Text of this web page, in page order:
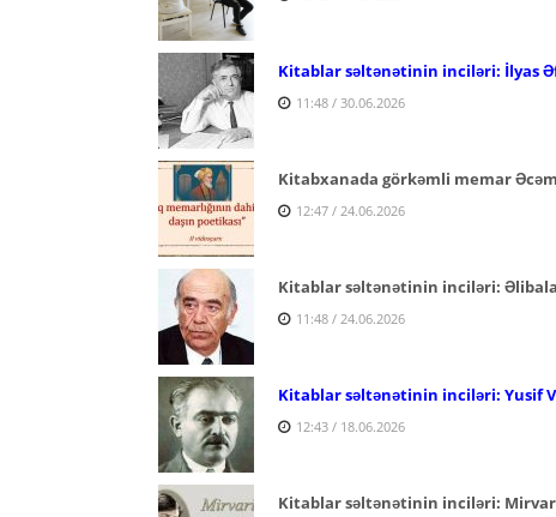
Kitablar səltənətinin inciləri: İlyas
11:48 / 30.06.2026
Kitabxanada görkəmli memar
12:47 / 24.06.2026
Kitablar səltənətinin inciləri: Əlibala
11:48 / 24.06.2026
Kitablar səltənətinin inciləri: Yusif
12:43 / 18.06.2026
Kitablar səltənətinin inciləri: